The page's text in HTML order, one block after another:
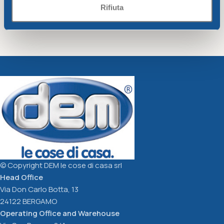
Rifiuta
CM.17X9,5XH15 L.1
Fresco Line
5,26€
Select Options
CM.20X20XH.9 L.2,5
6,80
Select Options
© Copyright DEM le cose di casa srl
Head Office
Via Don Carlo Botta, 13
24122 BERGAMO
Operating Office and Warehouse